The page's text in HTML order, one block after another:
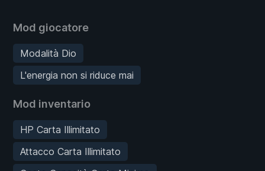
Mod giocatore
Modalità Dio
L'energia non si riduce mai
Mod inventario
HP Carta Illimitato
Attacco Carta Illimitato